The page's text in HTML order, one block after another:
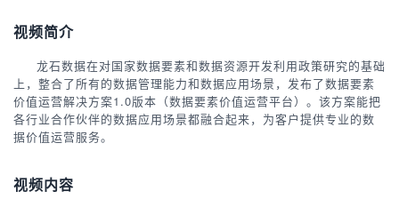
视频简介
龙石数据在对国家数据要素和数据资源开发利用政策研究的基础
上，整合了所有的数据管理能力和数据应用场景，发布了数据要素
价值运营解决方案1.0版本（数据要素价值运营平台）。该方案能把
各行业合作伙伴的数据应用场景都融合起来，为客户提供专业的数
据价值运营服务。
视频内容